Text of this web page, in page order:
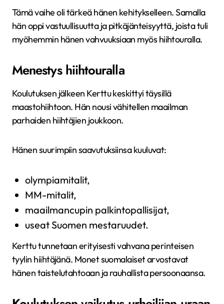
Tämä vaihe oli tärkeä hänen kehitykselleen. Samalla
hän oppi vastuullisuutta ja pitkäjänteisyyttä, joista tuli
myöhemmin hänen vahvuuksiaan myös hiihtouralla.
Menestys hiihtouralla
Koulutuksen jälkeen Kerttu keskittyi täysillä
maastohiihtoon. Hän nousi vähitellen maailman
parhaiden hiihtäjien joukkoon.
Hänen suurimpiin saavutuksiinsa kuuluvat:
olympiamitalit,
MM-mitalit,
maailmancupin palkintopallisijat,
useat Suomen mestaruudet.
Kerttu tunnetaan erityisesti vahvana perinteisen
tyylin hiihtäjänä. Monet suomalaiset arvostavat
hänen taistelutahtoaan ja rauhallista persoonaansa.